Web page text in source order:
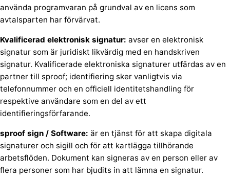
använda programvaran på grundval av en licens som
avtalsparten har förvärvat.
Kvalificerad elektronisk signatur: avser en elektronisk
signatur som är juridiskt likvärdig med en handskriven
signatur. Kvalificerade elektroniska signaturer utfärdas av en
partner till sproof; identifiering sker vanligtvis via
telefonnummer och en officiell identitetshandling för
respektive användare som en del av ett
identifieringsförfarande.
sproof sign / Software: är en tjänst för att skapa digitala
signaturer och sigill och för att kartlägga tillhörande
arbetsflöden. Dokument kan signeras av en person eller av
flera personer som har bjudits in att lämna en signatur.